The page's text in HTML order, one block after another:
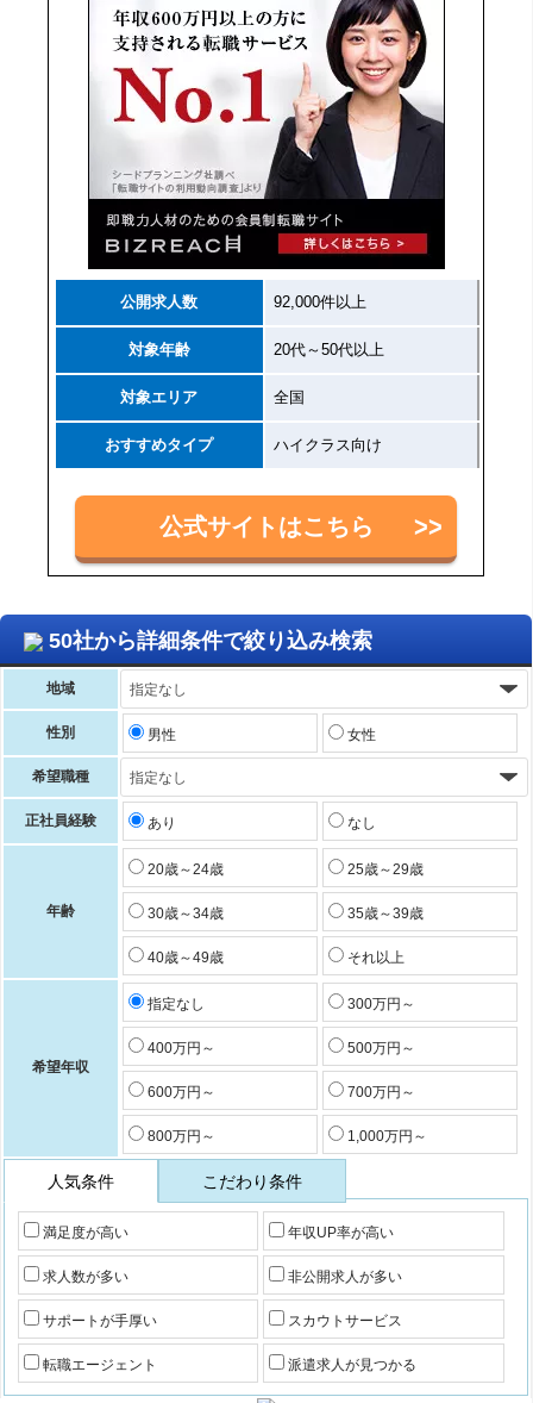
公開求人数 92,000件以上
対象年齢 20代～50代以上
対象エリア 全国
おすすめタイプ ハイクラス向け
公式サイトはこちら
50社から詳細条件で絞り込み検索
地域
性別 男性 女性
希望職種
正社員経験 あり なし
年齢
20歳～24歳 25歳～29歳
30歳～34歳 35歳～39歳
40歳～49歳 それ以上
希望年収
指定なし 300万円～
400万円～ 500万円～
600万円～ 700万円～
800万円～ 1,000万円～
人気条件 こだわり条件
満足度が高い 年収UP率が高い
求人数が多い 非公開求人が多い
サポートが手厚い スカウトサービス
転職エージェント 派遣求人が見つかる